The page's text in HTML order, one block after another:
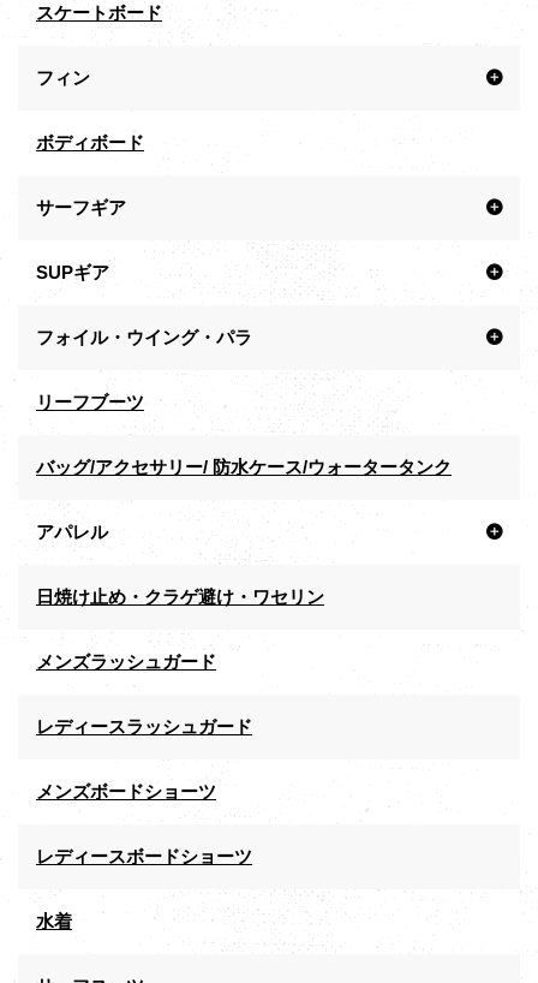
スケートボード
フィン
ボディボード
サーフギア
SUPギア
フォイル・ウイング・パラ
リーフブーツ
バッグ/アクセサリー/ 防水ケース/ウォータータンク
アパレル
日焼け止め・クラゲ避け・ワセリン
メンズラッシュガード
レディースラッシュガード
メンズボードショーツ
レディースボードショーツ
水着